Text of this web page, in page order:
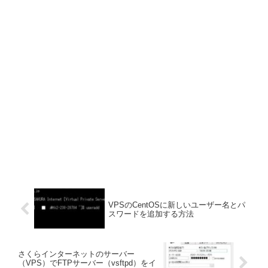
VPSのCentOSに新しいユーザー名とパ
スワードを追加する方法
さくらインターネットのサーバー
（VPS）でFTPサーバー（vsftpd）をイ